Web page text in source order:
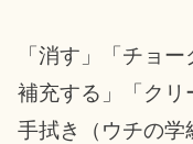
「消す」「チョ
補充する」「ク
手拭き（ウチの学